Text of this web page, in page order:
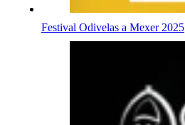
Festival Odivelas a Mexer 2025